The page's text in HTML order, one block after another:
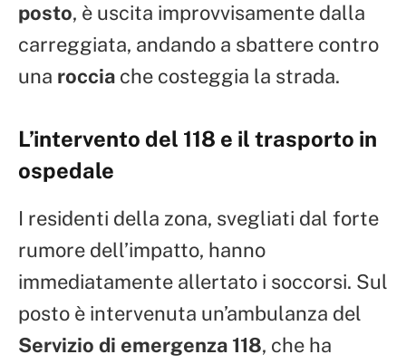
posto, è uscita improvvisamente dalla
carreggiata, andando a sbattere contro
una roccia che costeggia la strada.
L’intervento del 118 e il trasporto in
ospedale
I residenti della zona, svegliati dal forte
rumore dell’impatto, hanno
immediatamente allertato i soccorsi. Sul
posto è intervenuta un’ambulanza del
Servizio di emergenza 118, che ha